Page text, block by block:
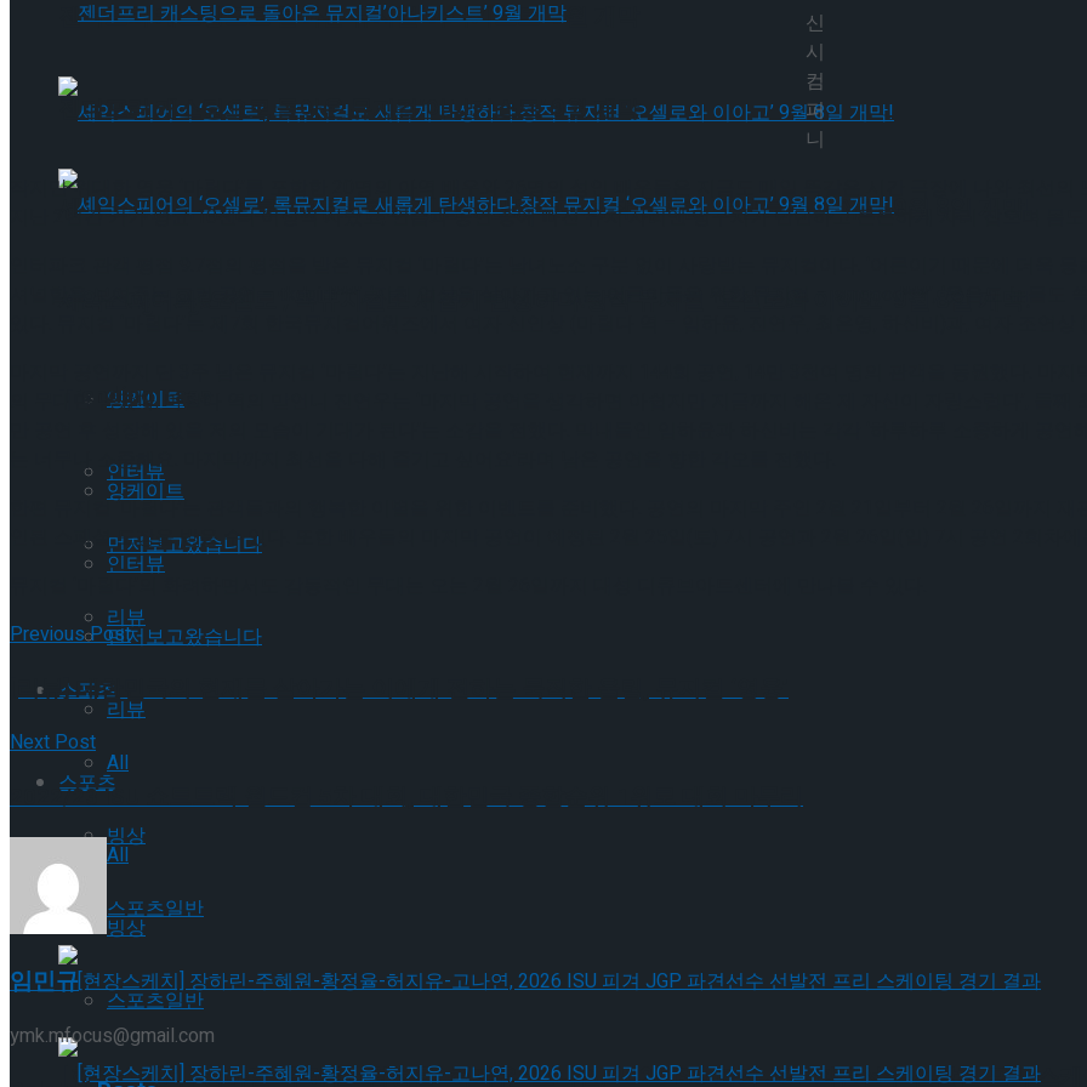
젠더프리 캐스팅으로 돌아온 뮤지컬’아나키스트’ 9월 개막
셰익스피어의 ‘오셀로’, 록뮤지컬로 새롭게 탄생하다.창작 뮤지컬 ‘오셀로와 이아고’ 9월 8일 개막!
앙케이트
인터뷰
먼저보고왔습니다
리뷰
스포츠
All
빙상
스포츠일반
[현장스케치] 장하린-주혜원-황정율-허지유-고나연, 2026 ISU 피겨 JGP 파견선수 선발전 프리 스케
젠더프리 캐스팅으로 돌아온 뮤지컬’아나키스트’ 9월 개막
Trending Tags
앙케이트
인터뷰
먼저보고왔습니다
리뷰
스포츠
All
빙상
스포츠일반
신
시
컴
퍼
니
작지만 위대한 영웅 ‘마틸다’를 포함한 20명의 아역 배우와 26명의 성인 배우들은 지금도 매일 똑같은 시간 극장에 나와 최선
지난 2년간 키가 평균 10센티 이상씩 자랐고, 연습과 공연 중에 빠진 유치 자리엔 영구치가 단단하고 튼튼하게 자리 잡으며 몸도
의 무대만 남았다. 마틸다 역의 맏언니 진연우는 ‘마지막 공연을 생각하면 아쉽지만 지금까지 해온 제 자신이 자랑스럽다’, 둘째
는 너무나 소중해요. 마지막까지 최선을 다해 즐기고 싶어요’라며 남은 공연을 향한 각오를 전했다.
한편 뮤지컬 ‘마틸다’는 관객들과의 행복한 이별을 위한 이벤트를 준비했다. 공연의 마지막 주인 2월 21일부터 2월 26일까지 재
인된 스페셜 도장을 받을 수 있다. 또한 배우들의 마지막 공연이 예정된 2월 25일(토) 7시 공연과 2월 26일(일) 7시 공연 2회차
Previous Post
[리뷰] 대한민국의 현재를 살아가는 이에게 전하는 묵직한 울림, 뮤지컬 ‘영웅’
Next Post
2022/23 ISU 쇼트트랙 월드컵 5차 대회, 대한민국 종합순위 1위로 대회 마무리
임민규
ymk.mfocus@gmail.com